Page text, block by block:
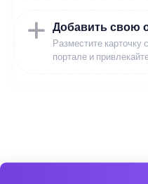
Добавить свою
Разместите карточку
портале и